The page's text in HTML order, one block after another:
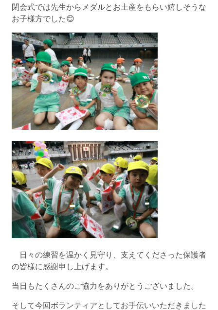
閉会式では先生からメダルとお土産をもらい嬉しそうな
お子様方でした😊
日々の練習を温かく見守り、支えてくださった保護者
の皆様に感謝申し上げます。
当日もたくさんのご協力をありがとうございました。
そして今回ボランティアとしてお手伝いいただきました